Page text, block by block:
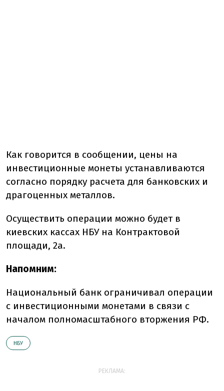
Как говорится в сообщении, цены на
инвестиционные монеты устанавливаются
согласно порядку расчета для банковских и
драгоценных металлов.
Осуществить операции можно будет в
киевских кассах НБУ на Контрактовой
площади, 2а.
Напомним:
Национальный банк ограничивал операции
с инвестиционными монетами в связи с
началом полномасштабного вторжения РФ.
НБУ
РЕКЛАМА: